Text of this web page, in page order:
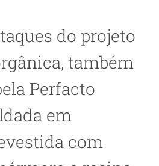
do projeto
também
Perfacto
em
com